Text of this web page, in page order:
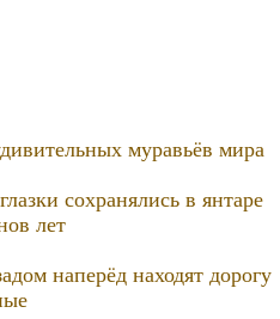
муравьёв мира
сохранялись в янтаре
лет
наперёд находят дорогу